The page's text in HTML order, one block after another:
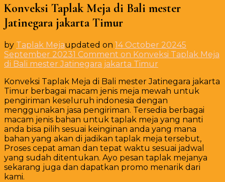
Konveksi Taplak Meja di Bali mester
Jatinegara jakarta Timur
by Taplak Mejaupdated on 14 October 20245
September 20231 Comment on Konveksi Taplak Meja
di Bali mester Jatinegara jakarta Timur
Konveksi Taplak Meja di Bali mester Jatinegara jakarta
Timur berbagai macam jenis meja mewah untuk
pengiriman keseluruh indonesia dengan
menggunakan jasa pengiriman. Tersedia berbagai
macam jenis bahan untuk taplak meja yang nanti
anda bisa pilih sesuai keinginan anda yang mana
bahan yang akan di jadikan taplak meja tersebut,
Proses cepat aman dan tepat waktu sesuai jadwal
yang sudah ditentukan. Ayo pesan taplak mejanya
sekarang juga dan dapatkan promo menarik dari
kami.